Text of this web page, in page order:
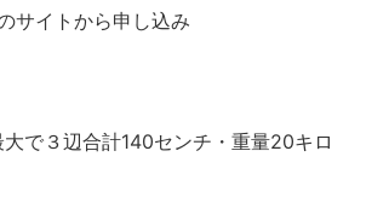
サイトから申し込み
で３辺合計140センチ・重量20キロ